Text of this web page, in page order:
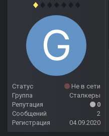
Статус
Не в сети
Группа
Сталкеры
Репутация
0
Сообщений
2
Регистрация
04.09.2020